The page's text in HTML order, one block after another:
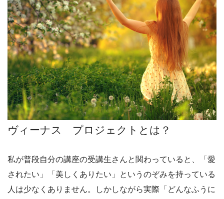
ヴィーナス プロジェクトとは？
私が普段自分の講座の受講生さんと関わっていると、「愛
されたい」「美しくありたい」というのぞみを持っている
人は少なくありません。しかしながら実際「どんなふうに